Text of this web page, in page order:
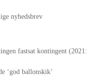
nyhedsbrev
fastsat kontingent (2021:
‘god ballonskik’